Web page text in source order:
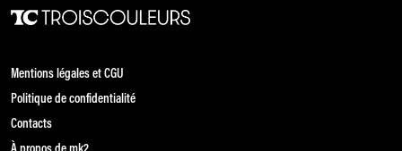
Mentions légales et CGU
Politique de confidentialité
Contacts